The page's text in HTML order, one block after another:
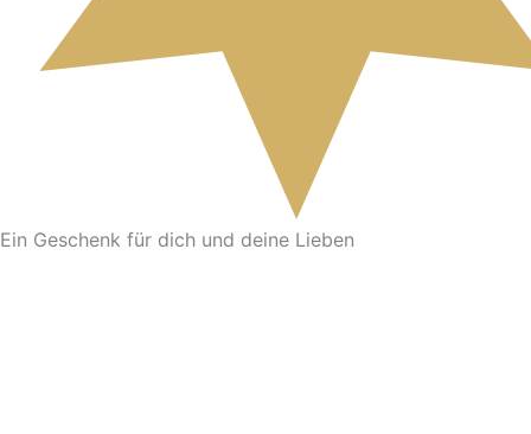
Ein Geschenk für dich und deine Lieben